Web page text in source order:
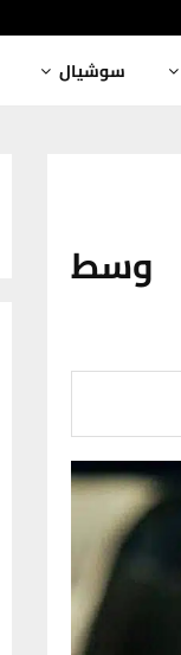
سوشيال
وسط